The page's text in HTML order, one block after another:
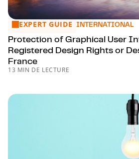
Protection of Graphical User
EXPERT GUIDE INTERNATIONAL
Protection of Graphical User
Registered Design Rights or
France
13 MIN DE LECTURE